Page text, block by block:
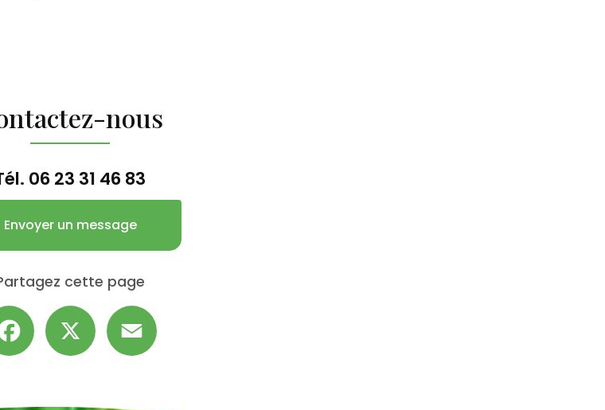
nous
06 23 31 46 83
Envoyer un message
cette page
Facebook